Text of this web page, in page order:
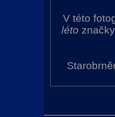
V této
léto